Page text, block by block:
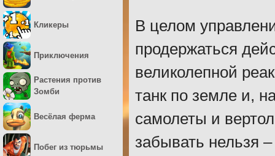
В целом
продержаться
великолепной
танк по земле и,
самолеты и
забывать нельзя
Кликеры
Приключения
Растения против
Зомби
Весёлая ферма
Побег из тюрьмы